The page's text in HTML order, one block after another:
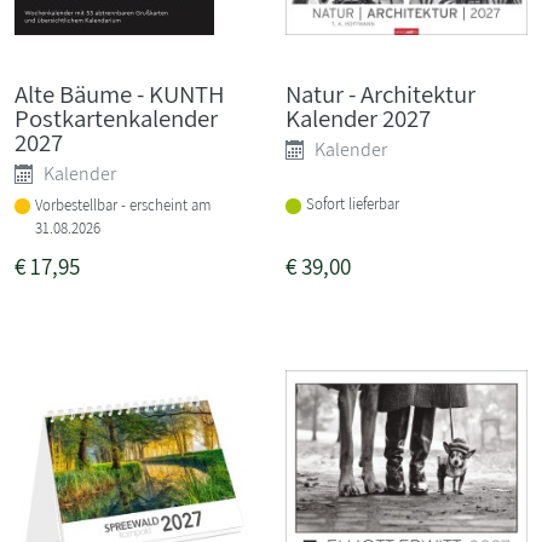
Alte Bäume - KUNTH
Postkartenkalender
2027
Kalender
Vorbestellbar - erscheint am
31.08.2026
€17,95
Natur - Architektur
Kalender 2027
Kalender
Sofort lieferbar
€39,00